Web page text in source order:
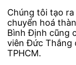
Chúng tôi tạo
chuyển hoá
Bình Định cũng
viên Đức Thắng
TPHCM.